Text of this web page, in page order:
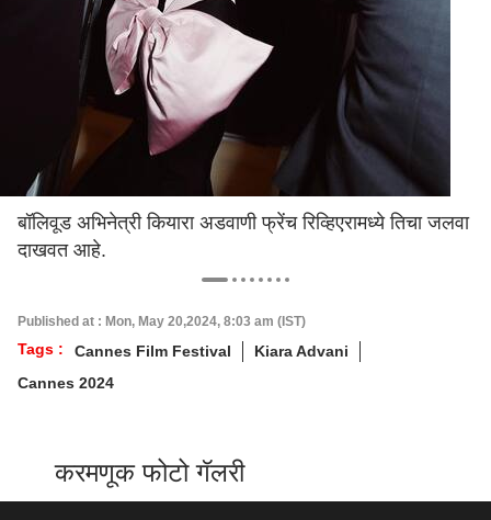
बॉलिवूड अभिनेत्री कियारा अडवाणी फ्रेंच रिव्हिएरामध्ये तिचा जलवा
दाखवत आहे.
Published at : Mon, May 20,2024, 8:03 am (IST)
Tags : Cannes Film Festival
Kiara Advani
Cannes 2024
करमणूक फोटो गॅलरी